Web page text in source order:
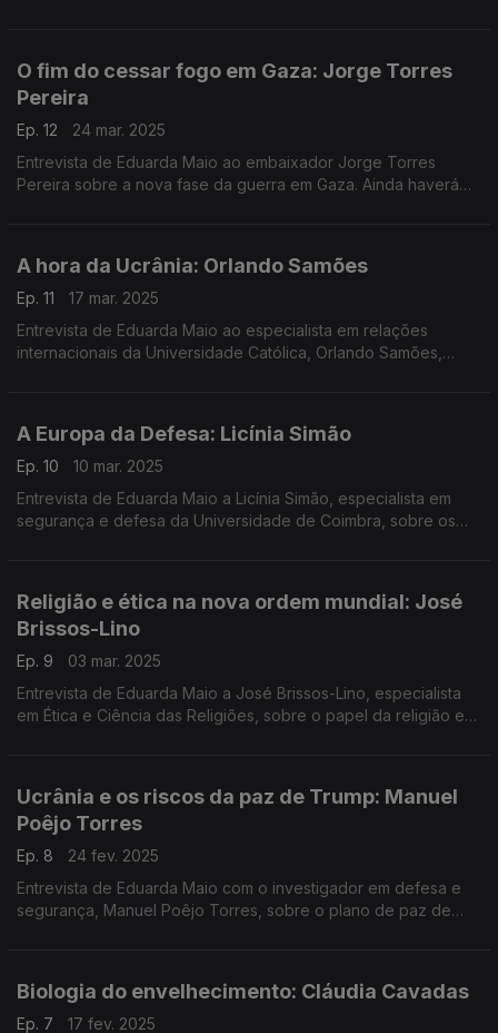
O fim do cessar fogo em Gaza: Jorge Torres
Pereira
Ep. 12
24 mar. 2025
Entrevista de Eduarda Maio ao embaixador Jorge Torres
Pereira sobre a nova fase da guerra em Gaza. Ainda haverá
A hora da Ucrânia: Orlando Samões
Ep. 11
17 mar. 2025
Entrevista de Eduarda Maio ao especialista em relações
internacionais da Universidade Católica, Orlando Samões,
A Europa da Defesa: Licínia Simão
Ep. 10
10 mar. 2025
Entrevista de Eduarda Maio a Licínia Simão, especialista em
segurança e defesa da Universidade de Coimbra, sobre os
Religião e ética na nova ordem mundial: José
Brissos-Lino
Ep. 9
03 mar. 2025
Entrevista de Eduarda Maio a José Brissos-Lino, especialista
em Ética e Ciência das Religiões, sobre o papel da religião e
Ucrânia e os riscos da paz de Trump: Manuel
Poêjo Torres
Ep. 8
24 fev. 2025
Entrevista de Eduarda Maio com o investigador em defesa e
segurança, Manuel Poêjo Torres, sobre o plano de paz de
Biologia do envelhecimento: Cláudia Cavadas
Ep. 7
17 fev. 2025